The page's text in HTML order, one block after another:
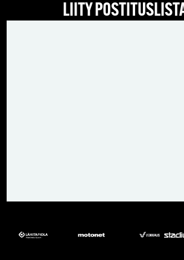
LIITY